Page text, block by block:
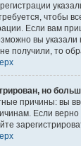
чтобы
Если вам
вы указали
получили, то
но
причины: вы
Если